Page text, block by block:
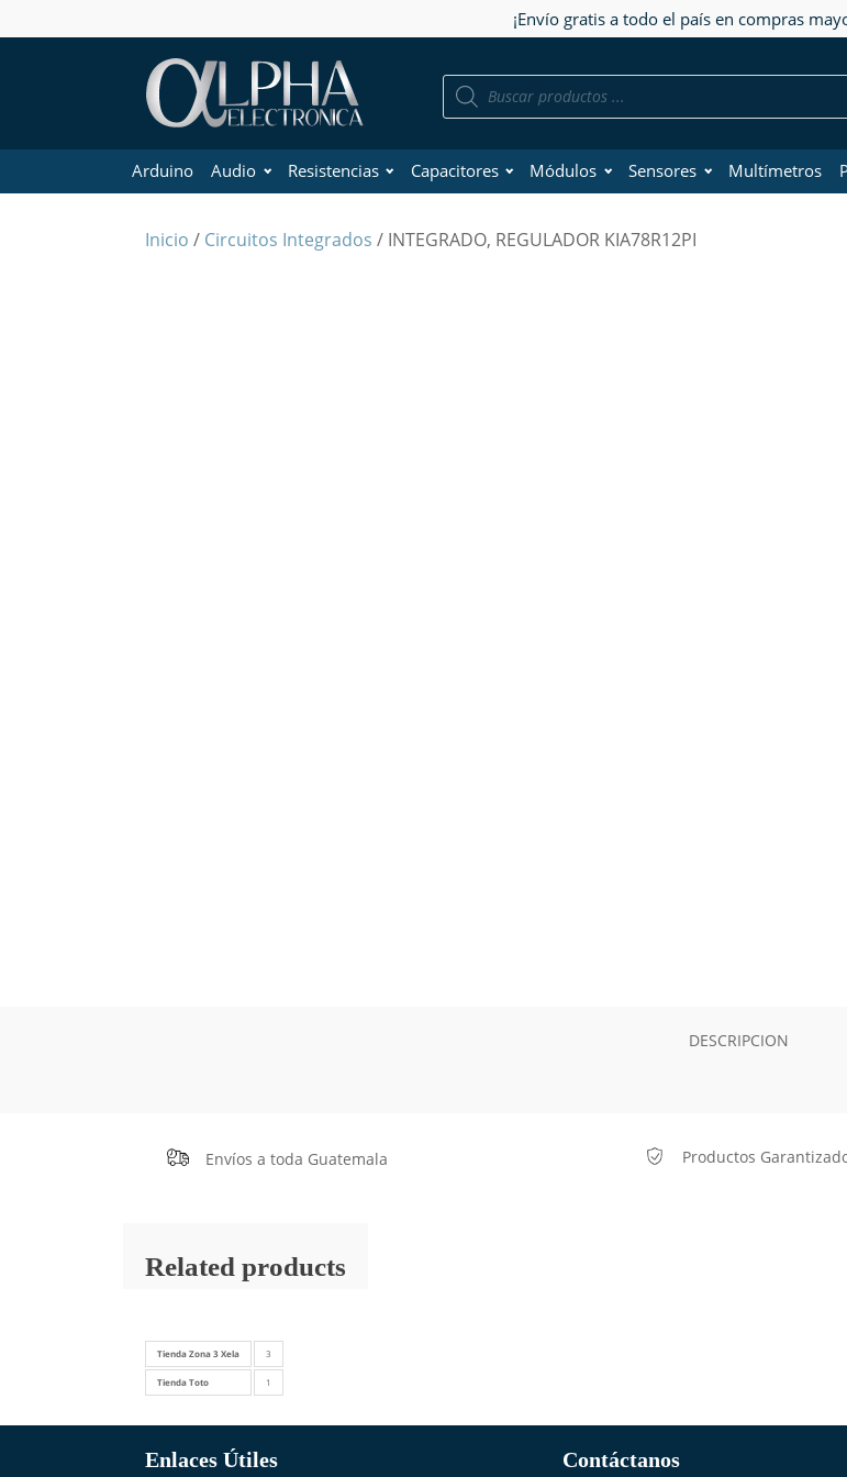
¡Envío gratis a todo el país en compras
Búsqueda
Arduino Audio Resistencias Capacitores Módulos Sensores Multímetros
Inicio / Circuitos Integrados / INTEGRADO, REGULADOR KIA78R12PI
DESCRIPCION
Envíos a toda Guatemala Productos
Related products
Tienda Zona 3 Xela 3
Tienda Toto 1
Enlaces Útiles Contáctanos